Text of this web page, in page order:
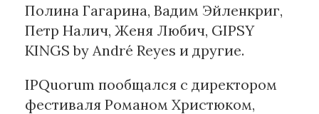
Смотрите нас в соцсетях и мессенджерах
Полина Гагарина, Вадим Эйленкриг,
Петр Налич, Женя Любич, GIPSY
KINGS by André Reyes и другие.
IPQuorum пообщался с директором
фестиваля Романом Христюком,